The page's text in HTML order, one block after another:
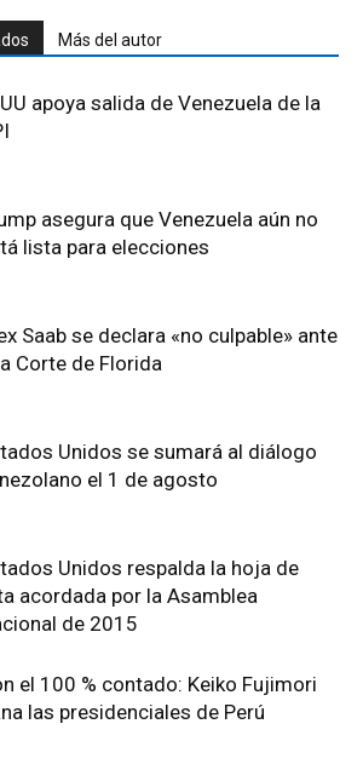
Más del autor
apoya salida de Venezuela de la
asegura que Venezuela aún no
lista para elecciones
Saab se declara «no culpable» ante
Corte de Florida
Unidos se sumará al diálogo
el 1 de agosto
Unidos respalda la hoja de
acordada por la Asamblea
de 2015
el 100 % contado: Keiko Fujimori
las presidenciales de Perú